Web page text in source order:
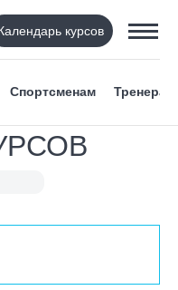
курсов
Спортсменам Тренерам